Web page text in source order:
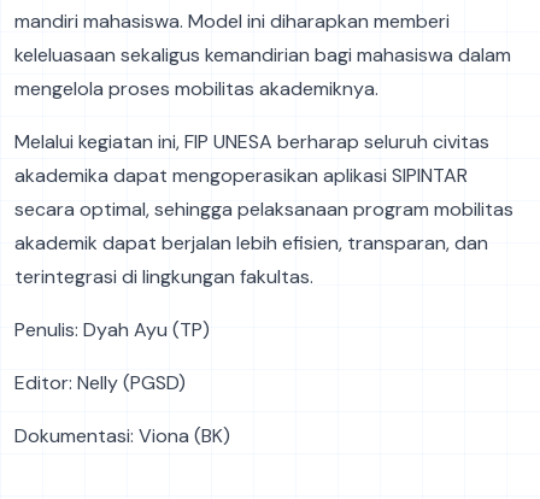
mandiri mahasiswa. Model ini diharapkan memberi
keleluasaan sekaligus kemandirian bagi mahasiswa dalam
mengelola proses mobilitas akademiknya.
Melalui kegiatan ini, FIP UNESA berharap seluruh civitas
akademika dapat mengoperasikan aplikasi SIPINTAR
secara optimal, sehingga pelaksanaan program mobilitas
akademik dapat berjalan lebih efisien, transparan, dan
terintegrasi di lingkungan fakultas.
Penulis: Dyah Ayu (TP)
Editor: Nelly (PGSD)
Dokumentasi: Viona (BK)